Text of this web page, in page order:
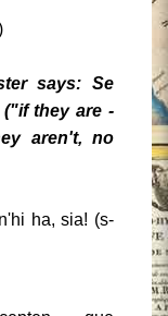
says: Se
they are -
aren't, no
ha, sia! (s-